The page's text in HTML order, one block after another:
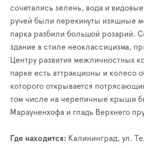
сочетались зелень, вода и
ручей были перекинуты изящные
парка разбили большой розарий.
здание в стиле неоклассицизма,
Центру развития межличностных
парке есть аттракционы и колесо
которого открывается
том числе на черепичные крыши
Марауненхофа и гладь Верхнего
Где находится: Калининград, ул.